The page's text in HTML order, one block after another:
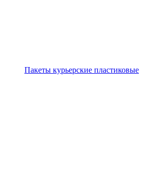
Пакеты курьерские пластиковые